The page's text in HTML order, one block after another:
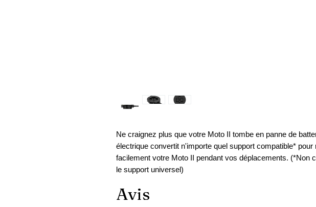
Ne craignez plus que votre Moto II tombe en panne de
électrique convertit n'importe quel support compatible* pour
facilement votre Moto II pendant vos déplacements. (*Non
le support universel)
Avis